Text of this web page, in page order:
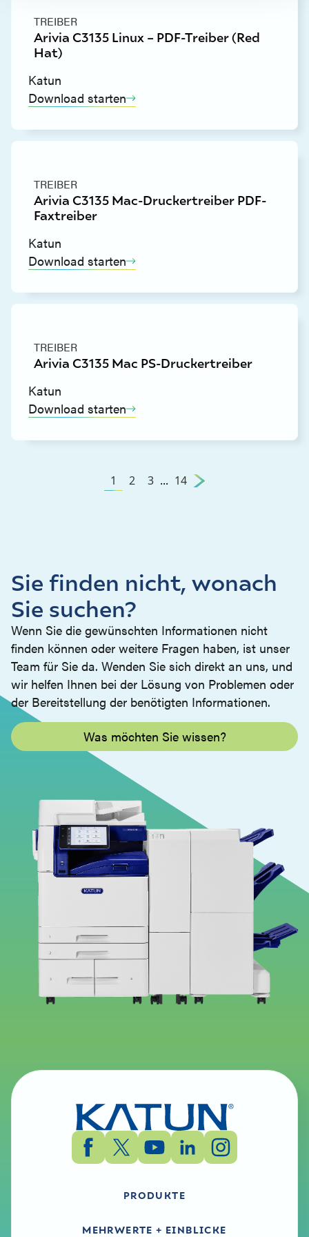
TREIBER
Arivia C3135 Linux – PDF-Treiber (Red
Hat)
Katun
Download starten
TREIBER
Arivia C3135 Mac-Druckertreiber PDF-
Faxtreiber
Katun
Download starten
TREIBER
Arivia C3135 Mac PS-Druckertreiber
Katun
Download starten
1 2 3 ... 14
Sie finden nicht, wonach
Sie suchen?
Wenn Sie die gewünschten Informationen nicht
finden können oder weitere Fragen haben, ist unser
Team für Sie da. Wenden Sie sich direkt an uns, und
wir helfen Ihnen bei der Lösung von Problemen oder
der Bereitstellung der benötigten Informationen.
Was möchten Sie wissen?
PRODUKTE
MEHRWERTE + EINBLICKE